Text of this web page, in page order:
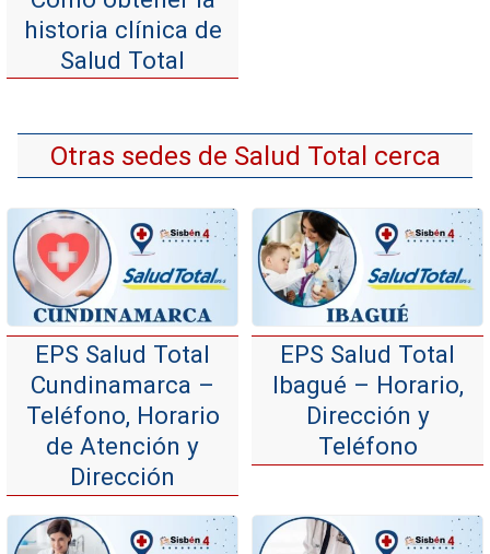
historia clínica de
Salud Total
Otras sedes de Salud Total cerca
EPS Salud Total
Cundinamarca –
Teléfono, Horario
de Atención y
Dirección
EPS Salud Total
Ibagué – Horario,
Dirección y
Teléfono